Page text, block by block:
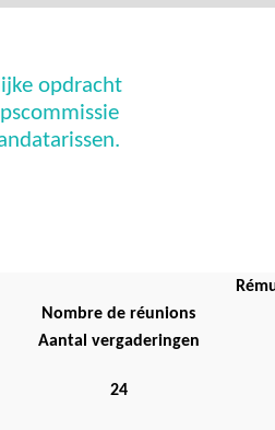
opdracht
Nombre de réunions
Aantal vergaderingen
24